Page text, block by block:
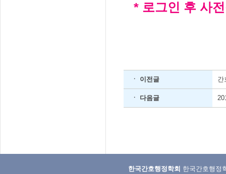
* 로그인 후 사
ㆍ 이전글 간
ㆍ 다음글
한국간호행정학회 한국간호행정